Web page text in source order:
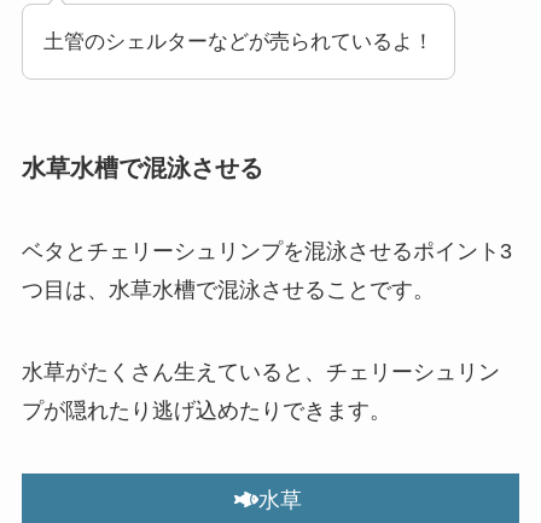
土管のシェルターなどが売られているよ！
水草水槽で混泳させる
ベタとチェリーシュリンプを混泳させるポイント3
つ目は、水草水槽で混泳させることです。
水草がたくさん生えていると、チェリーシュリン
プが隠れたり逃げ込めたりできます。
水草